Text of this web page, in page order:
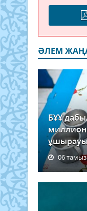
ӘЛЕМ
БҰҰ
06